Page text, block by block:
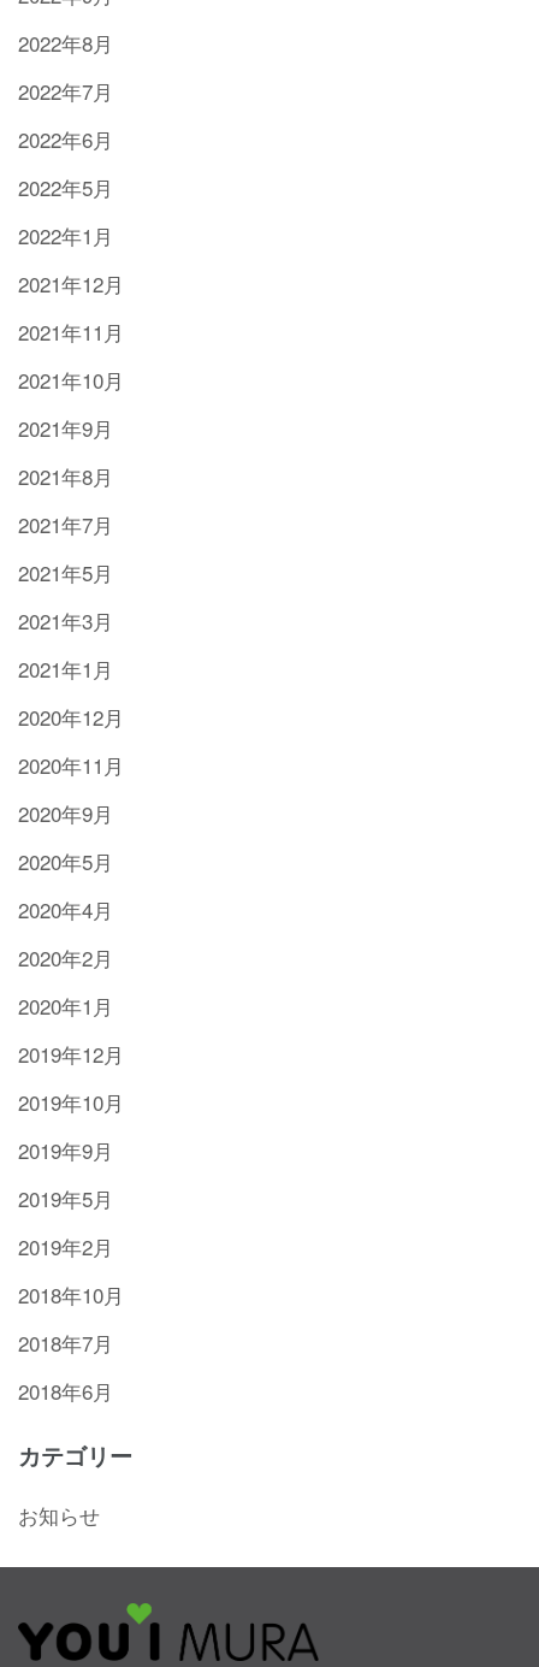
2022年8月
2022年7月
2022年6月
2022年5月
2022年1月
2021年12月
2021年11月
2021年10月
2021年9月
2021年8月
2021年7月
2021年5月
2021年3月
2021年1月
2020年12月
2020年11月
2020年9月
2020年5月
2020年4月
2020年2月
2020年1月
2019年12月
2019年10月
2019年9月
2019年5月
2019年2月
2018年10月
2018年7月
2018年6月
カテゴリー
お知らせ